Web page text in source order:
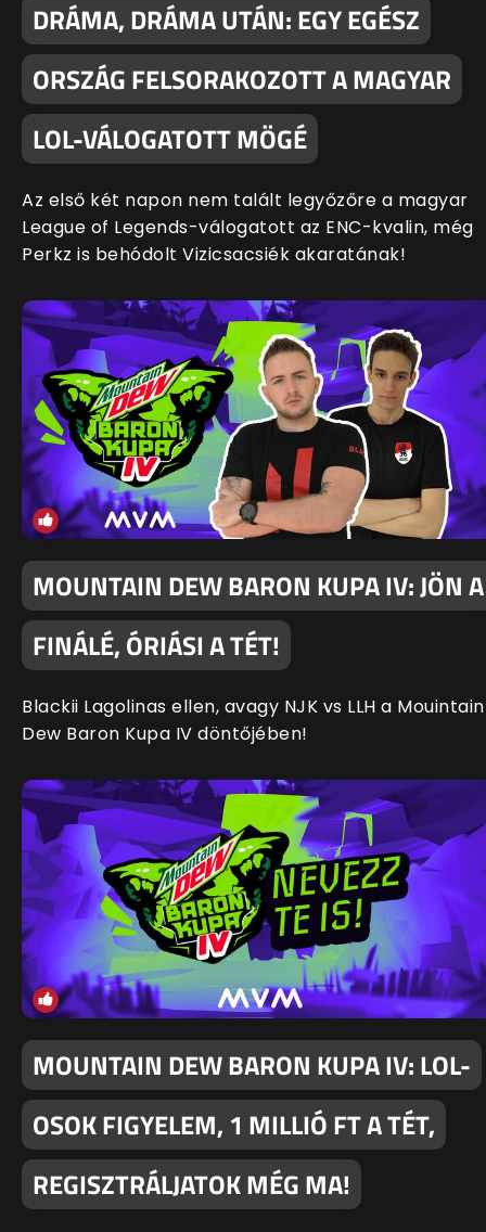
DRÁMA, DRÁMA UTÁN: EGY EGÉSZ
ORSZÁG FELSORAKOZOTT A MAGYAR
LOL-VÁLOGATOTT MÖGÉ
Az első két napon nem talált legyőzőre a magyar
League of Legends-válogatott az ENC-kvalin, még
Perkz is behódolt Vizicsacsiék akaratának!
MOUNTAIN DEW BARON KUPA IV: JÖN A
FINÁLÉ, ÓRIÁSI A TÉT!
Blackii Lagolinas ellen, avagy NJK vs LLH a Mouintain
Dew Baron Kupa IV döntőjében!
MOUNTAIN DEW BARON KUPA IV: LOL-
OSOK FIGYELEM, 1 MILLIÓ FT A TÉT,
REGISZTRÁLJATOK MÉG MA!